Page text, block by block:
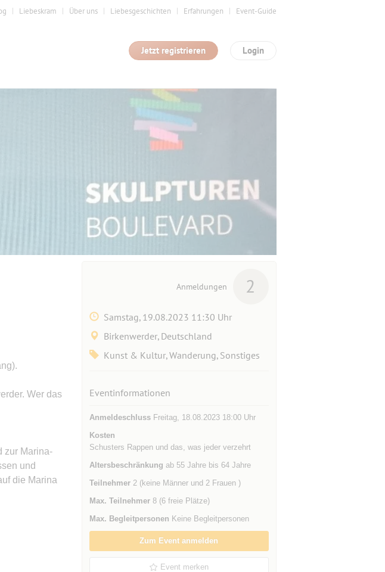
Liebeskram Über uns Liebesgeschichten Erfahrungen Event-Guide
Login
Jetzt registrieren
Wer das
zur Marina-
und
die Marina
Anmeldungen 2
Samstag, 19.08.2023 11:30 Uhr
Birkenwerder, Deutschland
Kunst & Kultur, Wanderung, Sonstiges
Eventinformationen
AnmeldeschlussFreitag, 18.08.2023 18:00 Uhr
Kosten
Schusters Rappen und das, was jeder verzehrt
Altersbeschränkung ab 55 Jahre bis 64 Jahre
Teilnehmer2 (keine Männer und 2 Frauen )
Max. Teilnehmer8 (6 freie Plätze)
Max. Begleitpersonen Keine Begleitpersonen
Zum Event anmelden
Event merken